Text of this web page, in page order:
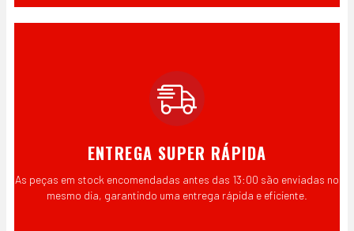
ENTREGA SUPER RÁPIDA
As peças em stock encomendadas antes das 13:00 são enviadas no
mesmo dia, garantindo uma entrega rápida e eficiente.